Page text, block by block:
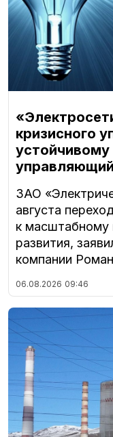
кризисного
управляющий
ЗАО
августа
к масштабному
развития,
компании
06.08.2026 09:46